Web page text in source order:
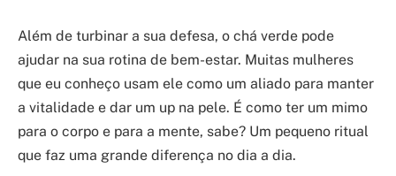
Além de turbinar a sua defesa, o chá verde pode
ajudar na sua rotina de bem-estar. Muitas mulheres
que eu conheço usam ele como um aliado para manter
a vitalidade e dar um up na pele. É como ter um mimo
para o corpo e para a mente, sabe? Um pequeno ritual
que faz uma grande diferença no dia a dia.